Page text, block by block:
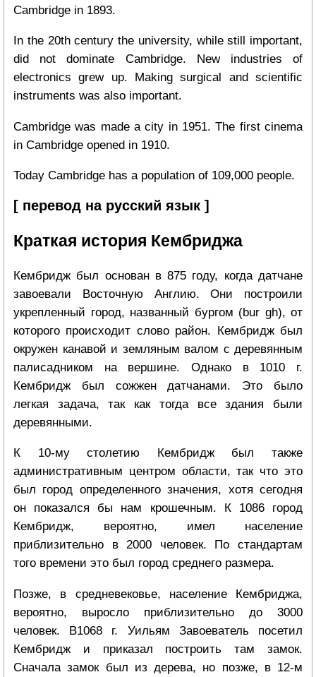
Cambridge in 1893.
In the 20th century the university, while still important,
did not dominate Cambridge. New industries of
electronics grew up. Making surgical and scientific
instruments was also important.
Cambridge was made a city in 1951. The first cinema
in Cambridge opened in 1910.
Today Cambridge has a population of 109,000 people.
[ перевод на русский язык ]
Краткая история Кембриджа
Кембридж был основан в 875 году, когда датчане
завоевали Восточную Англию. Они построили
укрепленный город, названный бургом (bur gh), от
которого происходит слово район. Кембридж был
окружен канавой и земляным валом с деревянным
палисадником на вершине. Однако в 1010 г.
Кембридж был сожжен датчанами. Это было
легкая задача, так как тогда все здания были
деревянными.
К 10-му столетию Кембридж был также
административным центром области, так что это
был город определенного значения, хотя сегодня
он показался бы нам крошечным. К 1086 город
Кембридж, вероятно, имел население
приблизительно в 2000 человек. По стандартам
того времени это был город среднего размера.
Позже, в средневековье, население Кембриджа,
вероятно, выросло приблизительно до 3000
человек. В1068 г. Уильям Завоеватель посетил
Кембридж и приказал построить там замок.
Сначала замок был из дерева, но позже, в 12-м